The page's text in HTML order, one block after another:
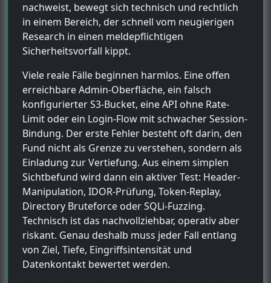
nachweist, bewegt sich technisch und rechtlich
in einem Bereich, der schnell vom neugierigen
Research in einen meldepflichtigen
Sicherheitsvorfall kippt.
Viele reale Fälle beginnen harmlos. Eine offen
erreichbare Admin-Oberfläche, ein falsch
konfigurierter S3-Bucket, eine API ohne Rate-
Limit oder ein Login-Flow mit schwacher Session-
Bindung. Der erste Fehler besteht oft darin, den
Fund nicht als Grenze zu verstehen, sondern als
Einladung zur Vertiefung. Aus einem simplen
Sichtbefund wird dann ein aktiver Test: Header-
Manipulation, IDOR-Prüfung, Token-Replay,
Directory Bruteforce oder SQLi-Fuzzing.
Technisch ist das nachvollziehbar, operativ aber
riskant. Genau deshalb muss jeder Fall entlang
von Ziel, Tiefe, Eingriffsintensität und
Datenkontakt bewertet werden.